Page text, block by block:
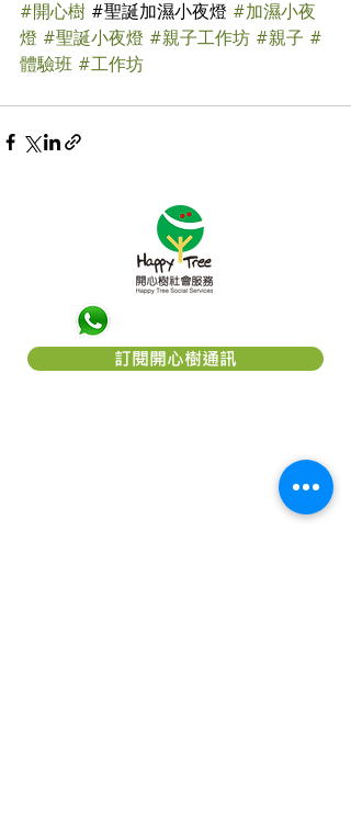
#開心樹 #聖誕加濕小夜燈 #加濕小夜
燈 #聖誕小夜燈 #親子工作坊 #親子 #
體驗班 #工作坊
訂閱開心樹通訊
」是一間香港本地慈
善團體，我們希望能幫助弱小﹑患病及
貧困的一群，減輕他們所受的痛楚，讓